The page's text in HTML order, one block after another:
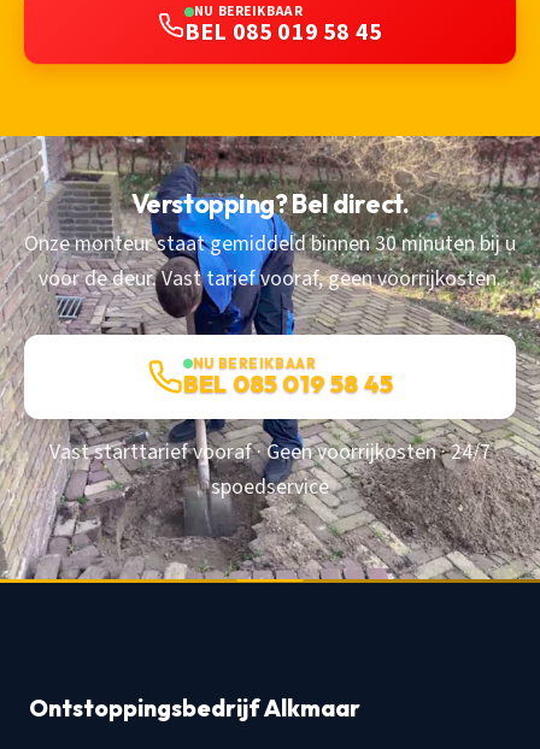
NU BEREIKBAAR
BEL 085 019 58 45
Verstopping? Bel direct.
Onze monteur staat gemiddeld binnen 30 minuten bij u
voor de deur. Vast tarief vooraf, geen voorrijkosten.
NU BEREIKBAAR
BEL 085 019 58 45
Vast starttarief vooraf · Geen voorrijkosten · 24/7
spoedservice
Ontstoppingsbedrijf Alkmaar